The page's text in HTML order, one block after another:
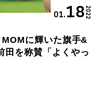
01.182022
に輝いた旗手&
田を称賛「よくやっ